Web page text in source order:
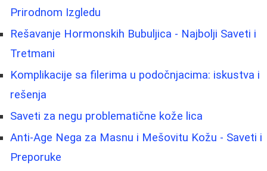
Prirodnom Izgledu
Rešavanje Hormonskih Bubuljica - Najbolji Saveti i
Tretmani
Komplikacije sa filerima u podočnjacima: iskustva i
rešenja
Saveti za negu problematične kože lica
Anti-Age Nega za Masnu i Mešovitu Kožu - Saveti i
Preporuke